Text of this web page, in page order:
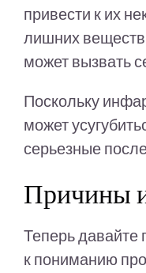
привести к их
лишних веществ
может вызвать
Поскольку
может
серьезные
Причины
Теперь давайте
к пониманию